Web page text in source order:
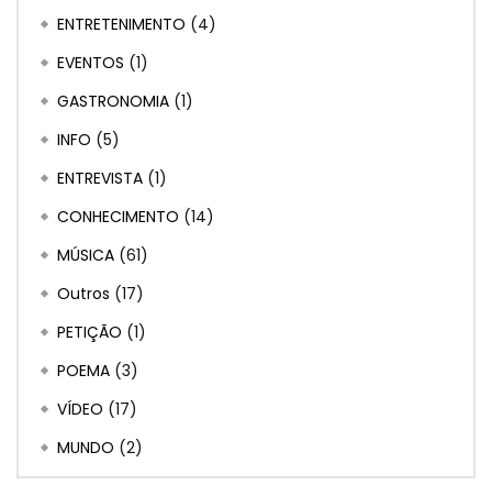
ENTRETENIMENTO (4)
EVENTOS (1)
GASTRONOMIA (1)
INFO (5)
ENTREVISTA (1)
CONHECIMENTO (14)
MÚSICA (61)
Outros (17)
PETIÇÃO (1)
POEMA (3)
VÍDEO (17)
MUNDO (2)